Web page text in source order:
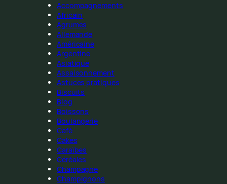
Accompagnements
Africain
Agrumes
Allemande
Américaine
Argentine
Asiatique
Assaisonnement
Astuces pratiques
Biscuits
Blog
Boissons
Boulangerie
Café
Cakes
Caraïbes
Céréales
Champagne
Champignons